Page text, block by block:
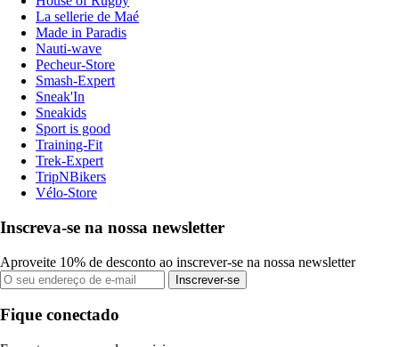
La sellerie de Maé
Made in Paradis
Nauti-wave
Pecheur-Store
Smash-Expert
Sneak'In
Sneakids
Sport is good
Training-Fit
Trek-Expert
TripNBikers
Vélo-Store
Inscreva-se na nossa newsletter
Aproveite 10% de desconto ao inscrever-se na nossa newsletter
Inscrever-se
Fique conectado